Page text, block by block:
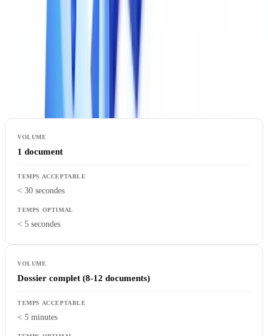
4. Vitesse de traitement
Un délai de traitement supérieur à 30 secondes augmente le taux
d'abandon client de 35 %. La vitesse impacte directement
l'expérience utilisateur et la capacité de traitement de vos équipes.
1 document
< 30 secondes
< 5 secondes
Dossier complet (8-12 documents)
< 5 minutes